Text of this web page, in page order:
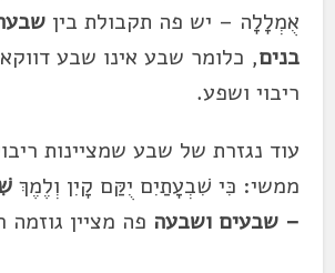
אֻמְלָלָה – יש פה תקבולת ביןשבע
בנים, כלומר שבע אינו שבע
ריבוי ושפע.
עוד נגזרת של שבע שמציינות
ממשי: כִּי שִׁבְעָתַיִם יֻקַּם קָיִן וְלֶמֶךְ
–שבעים ושבעה פה מציין